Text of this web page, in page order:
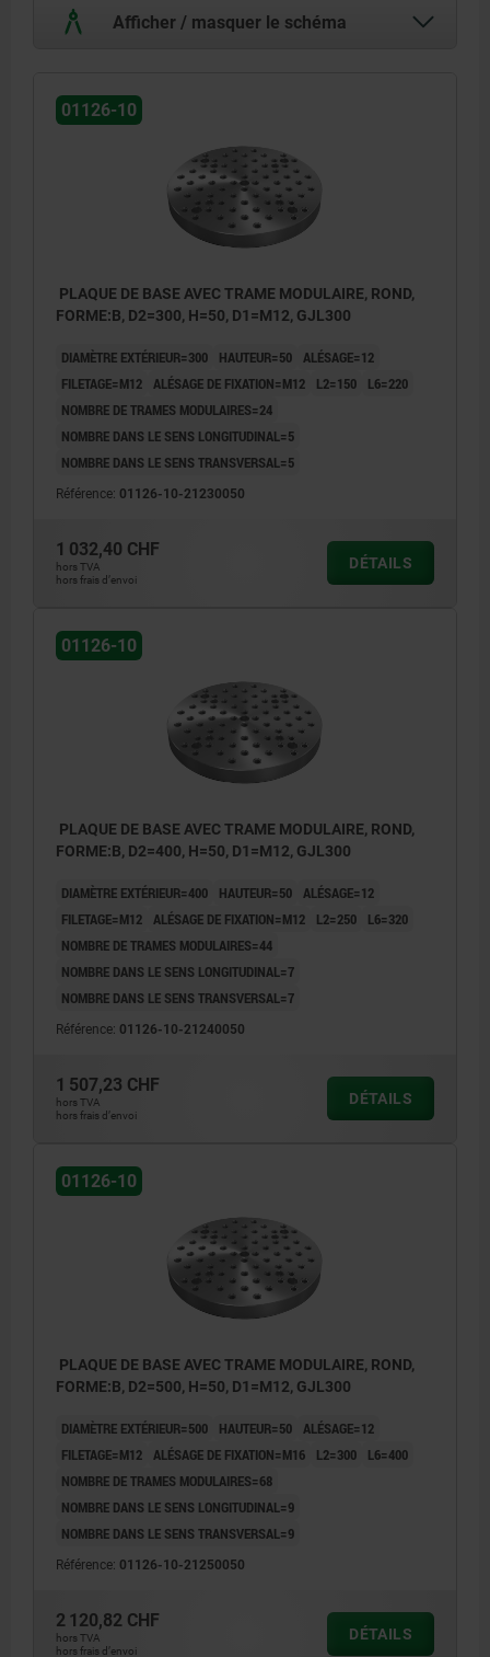
Afficher / masquer le schéma
2) Trou lamé pour vis CHC, DIN 912 (D4)
01126-10
PLAQUE DE BASE AVEC TRAME MODULAIRE, ROND,
FORME:B, D2=300, H=50, D1=M12, GJL300
DIAMÈTRE EXTÉRIEUR=300 HAUTEUR=50 ALÉSAGE=12
FILETAGE=M12 ALÉSAGE DE FIXATION=M12 L2=150
L6=220
NOMBRE DE TRAMES MODULAIRES=24
NOMBRE DANS LE SENS LONGITUDINAL=5
NOMBRE DANS LE SENS TRANSVERSAL=5
Référence: 01126-10-21230050
1 032,40 CHF
hors TVA
hors frais d’envoi
DÉTAILS
01126-10
PLAQUE DE BASE AVEC TRAME MODULAIRE, ROND,
FORME:B, D2=400, H=50, D1=M12, GJL300
DIAMÈTRE EXTÉRIEUR=400 HAUTEUR=50 ALÉSAGE=12
FILETAGE=M12 ALÉSAGE DE FIXATION=M12 L2=250
L6=320
NOMBRE DE TRAMES MODULAIRES=44
NOMBRE DANS LE SENS LONGITUDINAL=7
NOMBRE DANS LE SENS TRANSVERSAL=7
Référence: 01126-10-21240050
1 507,23 CHF
hors TVA
hors frais d’envoi
DÉTAILS
01126-10
PLAQUE DE BASE AVEC TRAME MODULAIRE, ROND,
FORME:B, D2=500, H=50, D1=M12, GJL300
DIAMÈTRE EXTÉRIEUR=500 HAUTEUR=50 ALÉSAGE=12
FILETAGE=M12 ALÉSAGE DE FIXATION=M16 L2=300
L6=400
NOMBRE DE TRAMES MODULAIRES=68
NOMBRE DANS LE SENS LONGITUDINAL=9
NOMBRE DANS LE SENS TRANSVERSAL=9
Référence: 01126-10-21250050
2 120,82 CHF
hors TVA
hors frais d’envoi
DÉTAILS